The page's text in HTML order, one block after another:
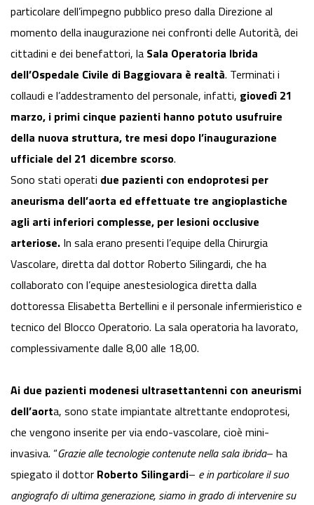
particolare dell’impegno pubblico preso dalla Direzione al
momento della inaugurazione nei confronti delle Autorità, dei
cittadini e dei benefattori, la Sala Operatoria Ibrida
dell’Ospedale Civile di Baggiovara è realtà. Terminati i
collaudi e l’addestramento del personale, infatti, giovedì 21
marzo, i primi cinque pazienti hanno potuto usufruire
della nuova struttura, tre mesi dopo l’inaugurazione
ufficiale del 21 dicembre scorso.
Sono stati operati due pazienti con endoprotesi per
aneurisma dell’aorta ed effettuate tre angioplastiche
agli arti inferiori complesse, per lesioni occlusive
arteriose. In sala erano presenti l’equipe della Chirurgia
Vascolare, diretta dal dottor Roberto Silingardi, che ha
collaborato con l’equipe anestesiologica diretta dalla
dottoressa Elisabetta Bertellini e il personale infermieristico e
tecnico del Blocco Operatorio. La sala operatoria ha lavorato,
complessivamente dalle 8,00 alle 18,00.
Ai due pazienti modenesi ultrasettantenni con aneurismi
dell’aorta, sono state impiantate altrettante endoprotesi,
che vengono inserite per via endo-vascolare, cioè mini-
invasiva. “Grazie alle tecnologie contenute nella sala ibrida– ha
spiegato il dottor Roberto Silingardi– e in particolare il suo
angiografo di ultima generazione, siamo in grado di intervenire su